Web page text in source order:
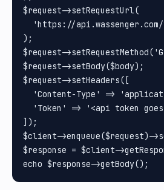
$request->setRequestUrl(
'https://
);
$request-
$request->setBody($body);
$request->setHeaders([
'Content-Type' =>
'Token' => '<api token
]);
$client->enqueue($request)-
$response = $client-